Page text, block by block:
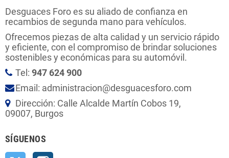
Desguaces Foro es su aliado de confianza en
recambios de segunda mano para vehículos.
Ofrecemos piezas de alta calidad y un servicio rápido
y eficiente, con el compromiso de brindar soluciones
sostenibles y económicas para su automóvil.
Tel: 947 624 900
Email: administracion@desguacesforo.com
Dirección: Calle Alcalde Martín Cobos 19,
09007, Burgos
SÍGUENOS